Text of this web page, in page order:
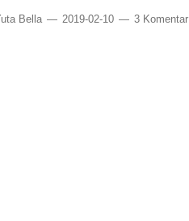
Bella 2019-02-10 3 Komentar